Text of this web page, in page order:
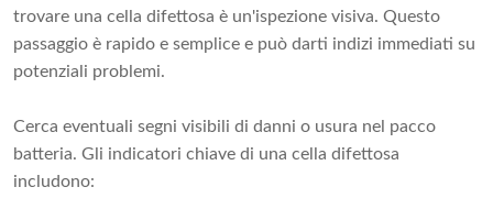
trovare una cella difettosa è un'ispezione visiva. Questo
passaggio è rapido e semplice e può darti indizi immediati su
potenziali problemi.
Cerca eventuali segni visibili di danni o usura nel pacco
batteria. Gli indicatori chiave di una cella difettosa
includono: